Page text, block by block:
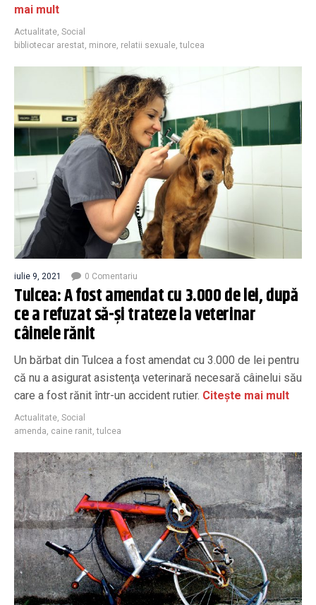
mai mult
Actualitate Social
bibliotecar arestat minore relatii sexuale ,tulcea
iulie 9, 2021 0 Comentariu
Tulcea: A fost amendat cu 3.000 de lei, după
ce a refuzat să-și trateze la veterinar
câinele rănit
Un bărbat din Tulcea a fost amendat cu 3.000 de lei pentru
că nu a asigurat asistenţa veterinară necesară câinelui său
care a fost rănit într-un accident rutier. Citește mai mult
Actualitate Social
amenda caine ranit ,tulcea